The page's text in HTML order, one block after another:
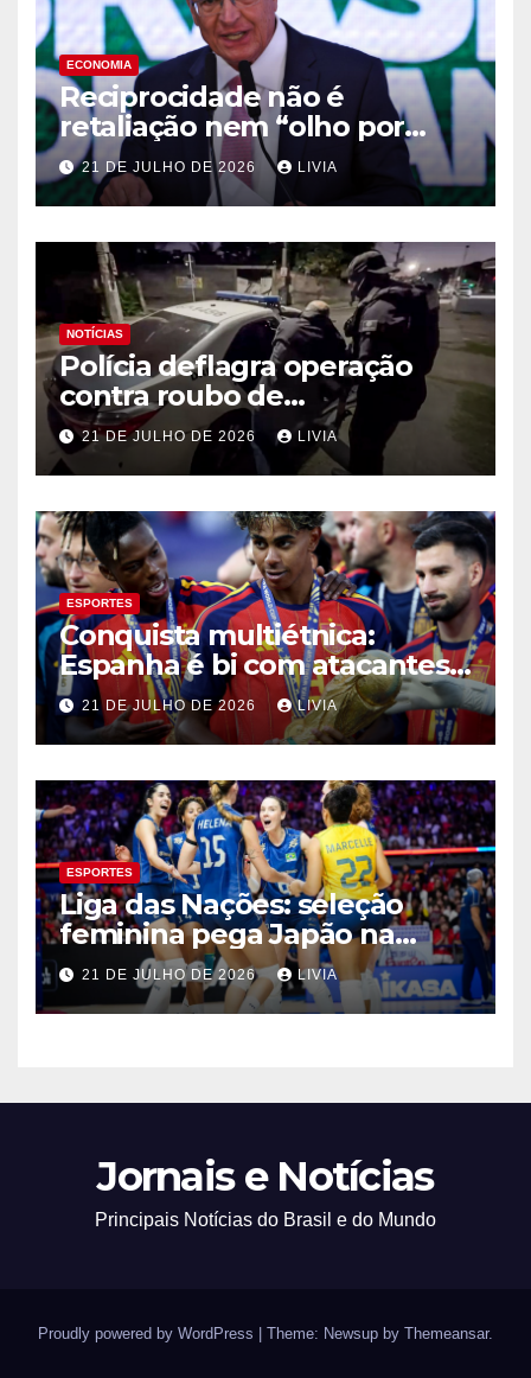
ECONOMIA
Reciprocidade não é
retaliação nem “olho por
olho”, diz Alckmin
21 DE JULHO DE 2026 LIVIA
NOTÍCIAS
Polícia deflagra operação
contra roubo de
medicamentos oncológicos
21 DE JULHO DE 2026 LIVIA
ESPORTES
Conquista multiétnica:
Espanha é bi com atacantes
filhos de imigrantes
21 DE JULHO DE 2026 LIVIA
ESPORTES
Liga das Nações: seleção
feminina pega Japão na
quarta em 1º mata-mata
21 DE JULHO DE 2026 LIVIA
Jornais e Notícias
Principais Notícias do Brasil e do Mundo
Proudly powered by WordPress Theme: Newsup by Themeansar.